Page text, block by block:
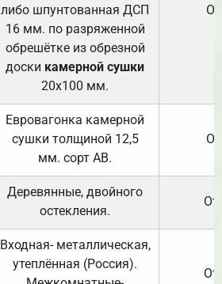
либо шпунтованная ДСП
16 мм. по разряженной
обрешётке из обрезной
доски камерной сушки
20х100 мм.
Евровагонка камерной
сушки толщиной 12,5
мм. сорт АВ.
Деревянные, двойного
остекления.
Входная- металлическая,
утеплённая (Россия).